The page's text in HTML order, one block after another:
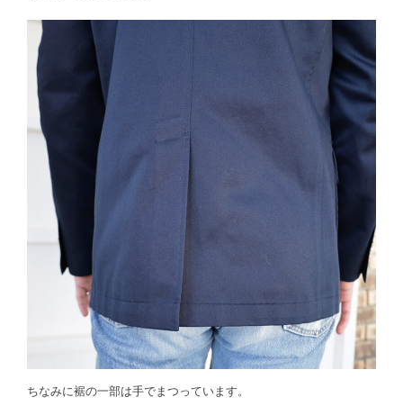
ちなみに裾の一部は手でまつっています。